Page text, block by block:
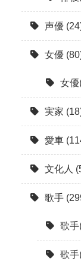
声優
女優
女優
実家
愛車
文化人
歌手
歌
歌